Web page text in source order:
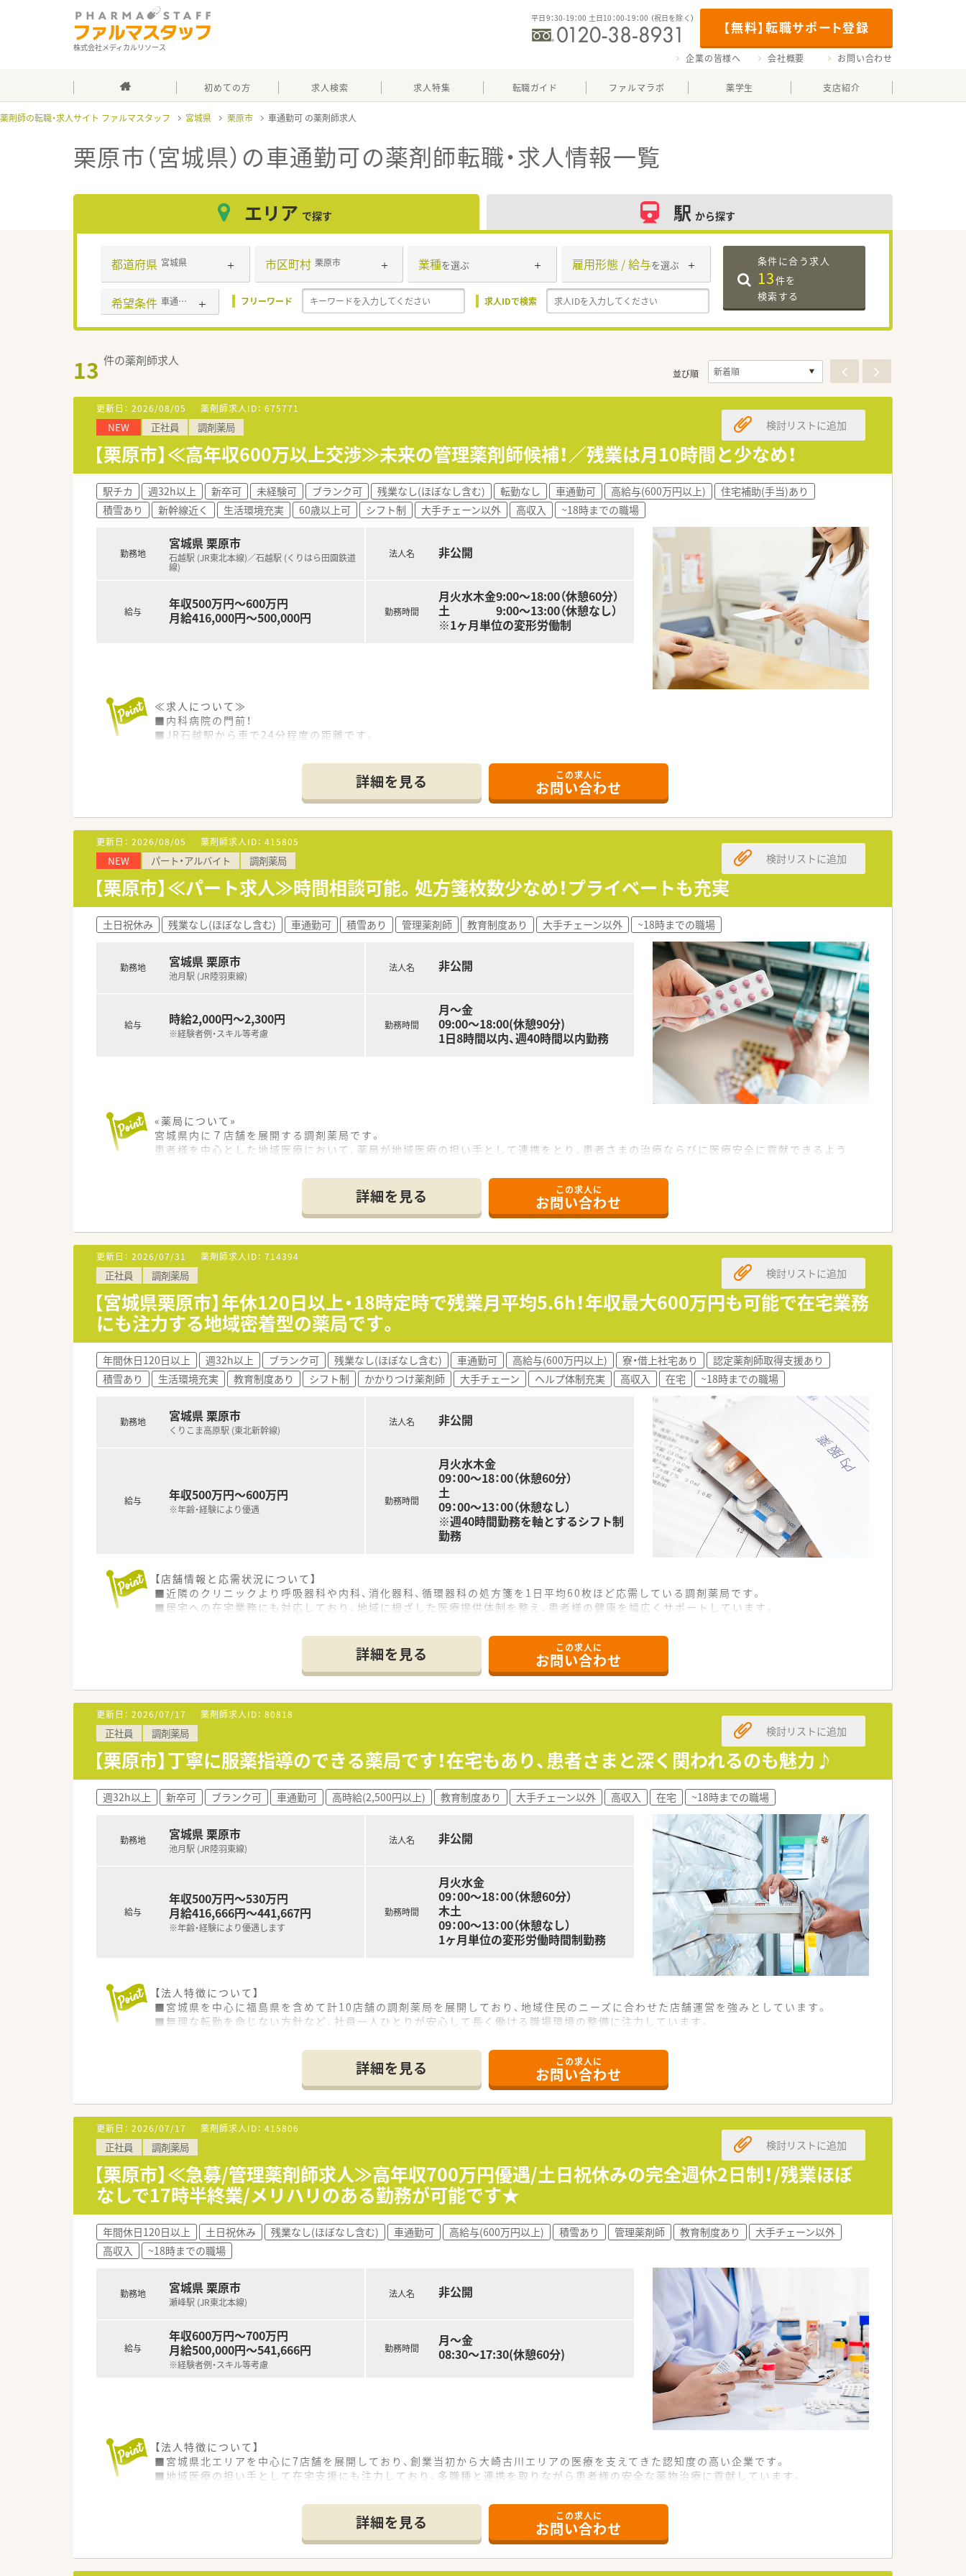
株式会社メディカルリソース
【無料】転職サポート登録
平日9：30-19：00 土日10：00-19：00 （祝日を除く）
企業の皆様へ 会社概要 お問い合わせ
初めての方 求人検索 求人特集 転職ガイド ファルマラボ 薬学生 支店紹介
薬剤師の転職・求人サイト ファルマスタッフ 宮城県 栗原市 車通勤可
栗原市（宮城県）の車通勤可の薬剤師転職・求人情報一覧
エリア で探す 駅 から探す
都道府県 宮城県 市区町村 栗原市 業種を選ぶ 雇用形態 / 給与を選ぶ
希望条件 車通勤可 フリーワード 求人IDで検索
条件に合う求人
13件を
検索する
13 件の薬剤師求人
並び順
更新日： 2026/08/05 薬剤師求人ID： 675771
NEW 正社員 調剤薬局
【栗原市】≪高年収600万以上交渉≫未来の管理薬剤師候補！／残業は月10時間と少なめ！
検討リストに追加
駅チカ 週32h以上 新卒可 未経験可 ブランク可 残業なし(ほぼなし含む) 転勤なし 車通勤可 高給与(600万円以上)
住宅補助(手当)あり
積雪あり
新幹線近く 生活環境充実 60歳以上可 シフト制 大手チェーン以外 高収入 ~18時までの職場
勤務地
宮城県 栗原市
石越駅 (JR東北本線)／石越駅 (くりはら田園鉄道
線)
給与
年収500万円～600万円
月給416,000円～500,000円
法人名 非公開
勤務時間
月火水木金9:00～18:00（休憩60分）
土 9:00～13:00（休憩なし）
※1ヶ月単位の変形労働制
≪求人について≫
■内科病院の門前！
■JR石越駅から車で24分程度の距離です。
■お仕事とプライベートをしっかり分けてメリハリを付けたい方。
■地域密着で居住地を変えずに働きたい方。
■近い将来管理薬剤師として勤務してみたい方。
≪企業について≫
■調剤薬局5店舗、ドラッグストア3店舗を運営する地域密着型の企業です。
■昭和53年に創設され50年近く地域密着で地域医療に貢献してきました。
■離職率が低く定着率が高いため、その結果高齢なスタッフも多くなってきており若返りを検討されています。
詳細を見る この求人に
お問い合わせ
更新日： 2026/08/05 薬剤師求人ID： 415805
NEW パート・アルバイト 調剤薬局
【栗原市】≪パート求人≫時間相談可能。処方箋枚数少なめ！プライベートも充実
検討リストに追加
土日祝休み 残業なし(ほぼなし含む) 車通勤可 積雪あり 管理薬剤師 教育制度あり 大手チェーン以外 ~18時までの職場
勤務地 宮城県 栗原市
池月駅 (JR陸羽東線)
給与 時給2,000円～2,300円
※経験者例・スキル等考慮
法人名 非公開
勤務時間
月～金
09:00～18:00(休憩90分)
1日8時間以内、週40時間以内勤務
«薬局について»
宮城県内に７店舗を展開する調剤薬局です。
患者様を中心とした地域医療において、薬局が地域医療の担い手として連携をとり、患者さまの治療ならびに医療安全に貢献できるよう
詳細を見る この求人に
お問い合わせ
更新日： 2026/07/31 薬剤師求人ID： 714394
正社員 調剤薬局
【宮城県栗原市】年休120日以上・18時定時で残業月平均5.6h！年収最大600万円も可能で在宅業務
にも注力する地域密着型の薬局です。
検討リストに追加
年間休日120日以上 週32h以上 ブランク可 残業なし(ほぼなし含む) 車通勤可 高給与(600万円以上) 寮・借上社宅あり
認定薬剤師取得支援あり
積雪あり
生活環境充実 教育制度あり シフト制 かかりつけ薬剤師 大手チェーン ヘルプ体制充実 高収入 在宅 ~18時までの職場
勤務地 宮城県 栗原市
くりこま高原駅 (東北新幹線)
給与 年収500万円～600万円
※年齢・経験により優遇
法人名 非公開
勤務時間
月火水木金
09：00～18：00（休憩60分）
土
09：00～13：00（休憩なし）
※週40時間勤務を軸とするシフト制
勤務
【店舗情報と応需状況について】
■近隣のクリニックより呼吸器科や内科、消化器科、循環器科の処方箋を1日平均60枚ほど応需している調剤薬局です。
■居宅への在宅業務にも対応しており、地域に根ざした医療提供体制を整え、患者様の健康を幅広くサポートしています。
■ふれあいと思いやりを理念に掲げ、地域に密着した頼りになる身近な薬局を目指して日々の業務に取り組んでいます。
■患者様が明るく元気に過ごせるよう、健康に関する身近なアドバイザーとして地域社会に貢献し続ける企業です。
■笑顔での挨拶や感謝の気持ちを常に忘れず、薬局としての存在意義を全社員が日々考えながら成長を続けています。
【こんな取り組みをしています】
■スタッフのスキルアップを目的として、e-Learningの導入や定期的な勉強会を開催し、常に最新の知識を共有しています。
■福利厚生倶楽部に加入しており、全国のホテルやレジャー施設、ショッピングなどを格安で利用できる制度があります。
■仕事と家庭の両立を支援するため、産休や育休の取得実績があり、ライフステージの変化に合わせた働き方を提供します。
詳細を見る この求人に
お問い合わせ
更新日： 2026/07/17 薬剤師求人ID： 80818
正社員 調剤薬局
【栗原市】丁寧に服薬指導のできる薬局です！在宅もあり、患者さまと深く関われるのも魅力♪
検討リストに追加
週32h以上 新卒可 ブランク可 車通勤可 高時給(2,500円以上) 教育制度あり 大手チェーン以外 高収入 在宅 ~18時までの職場
勤務地 宮城県 栗原市
池月駅 (JR陸羽東線)
給与
年収500万円～530万円
月給416,666円～441,667円
※年齢・経験により優遇します
法人名 非公開
勤務時間
月火水金
09：00～18：00（休憩60分）
木土
09：00～13：00（休憩なし）
1ヶ月単位の変形労働時間制勤務
【法人特徴について】
■宮城県を中心に福島県を含めて計10店舗の調剤薬局を展開しており、地域住民のニーズに合わせた店舗運営を強みとしています。
■無理な転勤を命じない方針など、社員一人ひとりが安心して長く働ける職場環境の整備に注力しています。
■JR陸羽東線の池月駅から車で20分ほどの距離に位置しており、近隣のクリニックから内科や外科の処方箋を応需しています。
■処方箋枚数は1日平均55枚ほどとなっており、薬剤師は常勤1名とパート1名、事務スタッフ2名の体制で運営されています。
■地域の特性に合わせた医薬品の採用品目数を確保しており、外来調剤だけでなく居宅への在宅業務にも積極的に取り組んでいます。
【求人情報について】
■正社員として年収500万円から530万円の提示が可能であり、これまでのご経験やスキルを正当に評価して決定いたします。
■昇給は年1回4月に実施されるため日々の努力が還元されやすく、安定した給与体系の中でキャリアを築くことが可能です。
■福利厚生として退職金制度や各種保険が完備されているほか、通勤用の車両貸与についても相談に応じることが可能です。
【想定されるモデル年収】
■30代の経験者であれば年収500万円以上からのスタートが可能であり、安定した固定給で生活の基盤を固めることができます。
■在宅業務への対応や店舗応援などの貢献度に応じて評価がなされ、入社数年で530万円を超える高年収も十分に目指せます。
■賞与設定はございませんがその分月々の給与水準が高く設定されており、月々の手取り額を重視したい方には魅力的な条件です。
詳細を見る この求人に
お問い合わせ
更新日： 2026/07/17 薬剤師求人ID： 415806
正社員 調剤薬局
【栗原市】≪急募/管理薬剤師求人≫高年収700万円優遇/土日祝休みの完全週休2日制！/残業ほぼ
なしで17時半終業/メリハリのある勤務が可能です★
検討リストに追加
年間休日120日以上 土日祝休み 残業なし(ほぼなし含む) 車通勤可 高給与(600万円以上) 積雪あり 管理薬剤師 教育制度あり
大手チェーン以外
高収入
~18時までの職場
勤務地 宮城県 栗原市
瀬峰駅 (JR東北本線)
給与
年収600万円～700万円
月給500,000円～541,666円
※経験者例・スキル等考慮
法人名 非公開
勤務時間
月～金
08:30～17:30(休憩60分)
【法人特徴について】
■宮城県北エリアを中心に7店舗を展開しており、創業当初から大崎古川エリアの医療を支えてきた認知度の高い企業です。
■地域医療の担い手として在宅支援にも注力しており、多職種と連携を取りながら患者様の安全な薬物治療に貢献しています。
■JR東北本線の瀬峰駅から車で5分ほどの場所に位置しており、閑静な住宅街にある診療所の門前薬局として親しまれています。
■内科を中心に多科目を応需していますが、処方箋枚数は1日あたり40〜50枚程度と、比較的落ち着いたペースで業務を行えます。
■地域住民の方々のコミュニティのような温かい雰囲気があり、幅広い年代の患者様が来局される地域に根ざした店舗環境です。
詳細を見る この求人に
お問い合わせ